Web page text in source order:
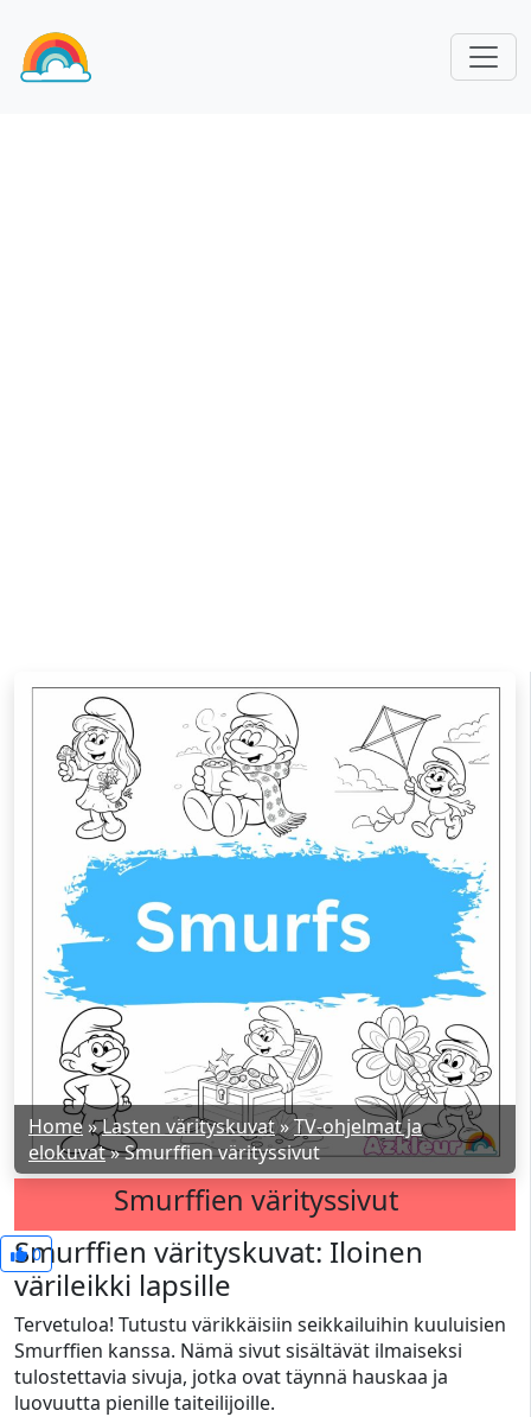
Home»Lasten värityskuvat »TV-ohjelmat ja
elokuvat»Smurffien värityssivut
Smurffien värityssivut
0
Smurffien värityskuvat: Iloinen
värileikki lapsille
Tervetuloa! Tutustu värikkäisiin seikkailuihin kuuluisien
Smurffien kanssa. Nämä sivut sisältävät ilmaiseksi
tulostettavia sivuja, jotka ovat täynnä hauskaa ja
luovuutta pienille taiteilijoille.